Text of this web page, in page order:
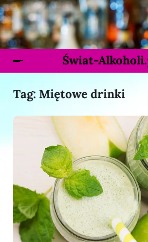
Świat-
Tag: Miętowe drinki